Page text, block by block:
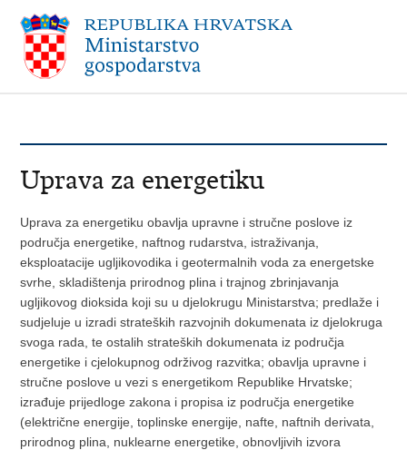
Uprava za energetiku
Uprava za energetiku obavlja upravne i stručne poslove iz
područja energetike, naftnog rudarstva, istraživanja,
eksploatacije ugljikovodika i geotermalnih voda za energetske
svrhe, skladištenja prirodnog plina i trajnog zbrinjavanja
ugljikovog dioksida koji su u djelokrugu Ministarstva; predlaže i
sudjeluje u izradi strateških razvojnih dokumenata iz djelokruga
svoga rada, te ostalih strateških dokumenata iz područja
energetike i cjelokupnog održivog razvitka; obavlja upravne i
stručne poslove u vezi s energetikom Republike Hrvatske;
izrađuje prijedloge zakona i propisa iz područja energetike
(električne energije, toplinske energije, nafte, naftnih derivata,
prirodnog plina, nuklearne energetike, obnovljivih izvora